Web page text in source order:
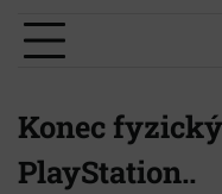
Konec
PlayStation..